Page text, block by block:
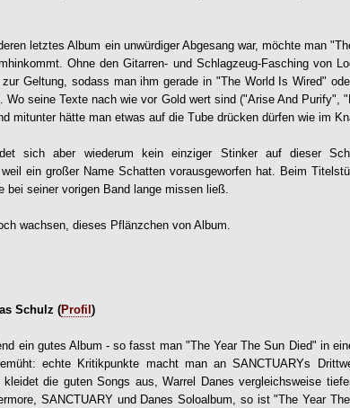
letztes Album ein unwürdiger Abgesang war, möchte man
Ohne den Gitarren- und Schlagzeug-Fasching von
zur Geltung, sodass man ihm gerade in "The World Is Wired"
Wo seine Texte nach wie vor Gold wert sind ("Arise And Purify",
mitunter hätte man etwas auf die Tube drücken dürfen wie im
sich aber wiederum kein einziger Stinker auf dieser
ein großer Name Schatten vorausgeworfen hat. Beim
bei seiner vorigen Band lange missen ließ.
wachsen, dieses Pflänzchen von Album.
Schulz (Profil)
ein gutes Album - so fasst man "The Year The Sun Died" in
echte Kritikpunkte macht man an SANCTUARYs
die guten Songs aus, Warrel Danes vergleichsweise
SANCTUARY und Danes Soloalbum, so ist "The Year